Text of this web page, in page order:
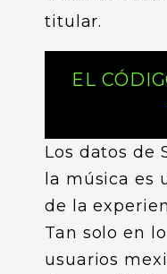
titular.
EL
Los datos de
la música es
de la
Tan solo en
usuarios